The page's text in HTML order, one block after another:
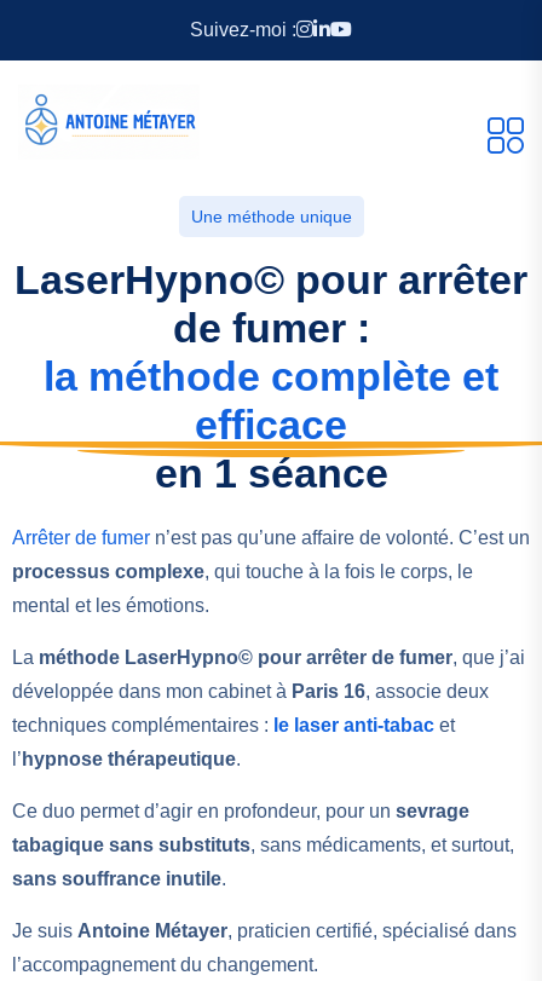
Suivez-moi :
Une méthode unique
LaserHypno© pour arrêter
de fumer :
la méthode complète et
efficace
en 1 séance
Arrêter de fumer n’est pas qu’une affaire de volonté. C’est un
processus complexe, qui touche à la fois le corps, le
mental et les émotions.
La méthode LaserHypno© pour arrêter de fumer, que j’ai
développée dans mon cabinet à Paris 16, associe deux
techniques complémentaires : le laser anti-tabac et
l’ hypnose thérapeutique.
Ce duo permet d’agir en profondeur, pour un sevrage
tabagique sans substituts, sans médicaments, et surtout,
sans souffrance inutile.
Je suis Antoine Métayer, praticien certifié, spécialisé dans
l’accompagnement du changement.